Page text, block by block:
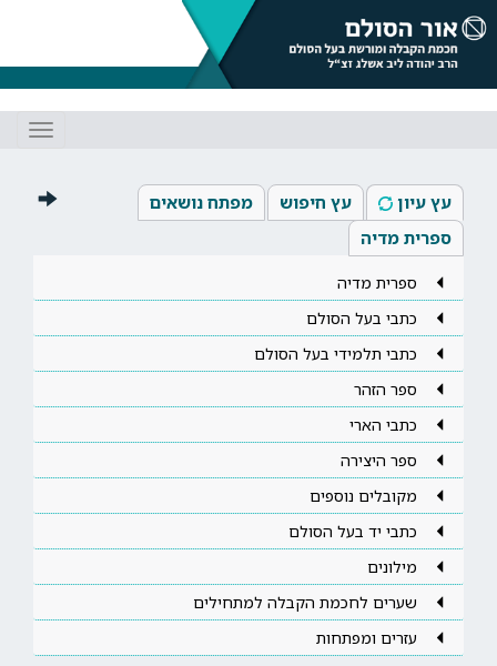
עץ עיון עץ חיפוש
מפתח נושאים
ספרית מדיה
ספרית מדיה
כתבי בעל הסולם
כתבי תלמידי בעל הסולם
ספר הזהר
כתבי הארי
ספר היצירה
מקובלים נוספים
כתבי יד בעל הסולם
מילונים
שערים לחכמת הקבלה למתחילים
עזרים ומפתחות